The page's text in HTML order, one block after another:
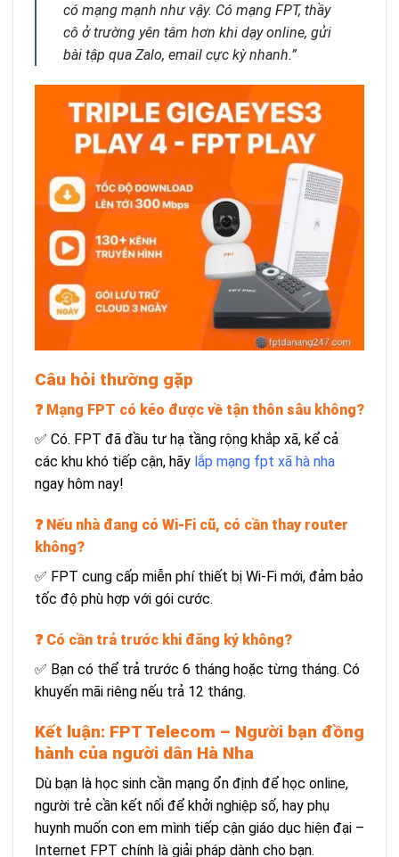
có mạng mạnh như vậy. Có mạng FPT, thầy
cô ở trường yên tâm hơn khi dạy online, gửi
bài tập qua Zalo, email cực kỳ nhanh.”
Câu hỏi thường gặp
❓ Mạng FPT có kéo được về tận thôn sâu không?
✅ Có. FPT đã đầu tư hạ tầng rộng khắp xã, kể cả
các khu khó tiếp cận, hãy lắp mạng fpt xã hà nha
ngay hôm nay!
❓ Nếu nhà đang có Wi-Fi cũ, có cần thay router
không?
✅ FPT cung cấp miễn phí thiết bị Wi-Fi mới, đảm bảo
tốc độ phù hợp với gói cước.
❓ Có cần trả trước khi đăng ký không?
✅ Bạn có thể trả trước 6 tháng hoặc từng tháng. Có
khuyến mãi riêng nếu trả 12 tháng.
Kết luận: FPT Telecom – Người bạn đồng
hành của người dân Hà Nha
Dù bạn là học sinh cần mạng ổn định để học online,
người trẻ cần kết nối để khởi nghiệp số, hay phụ
huynh muốn con em mình tiếp cận giáo dục hiện đại –
Internet FPT chính là giải pháp dành cho bạn.